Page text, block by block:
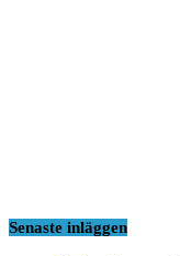
Senaste inläggen